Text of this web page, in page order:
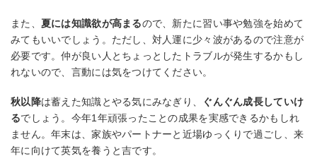
また、 夏には知識欲が高まるので、新たに習い事や勉強を始めて
みてもいいでしょう。ただし、対人運に少々波があるので注意が
必要です。仲が良い人とちょっとしたトラブルが発生するかもし
れないので、言動には気をつけてください。
秋以降は蓄えた知識とやる気にみなぎり、
ぐんぐん成長していけ
るでしょう。今年1年頑張ったことの成果を実感できるかもしれ
ません。年末は、家族やパートナーと近場ゆっくりで過ごし、来
年に向けて英気を養うと吉です。